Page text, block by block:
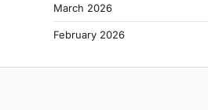
March 2026
February 2026